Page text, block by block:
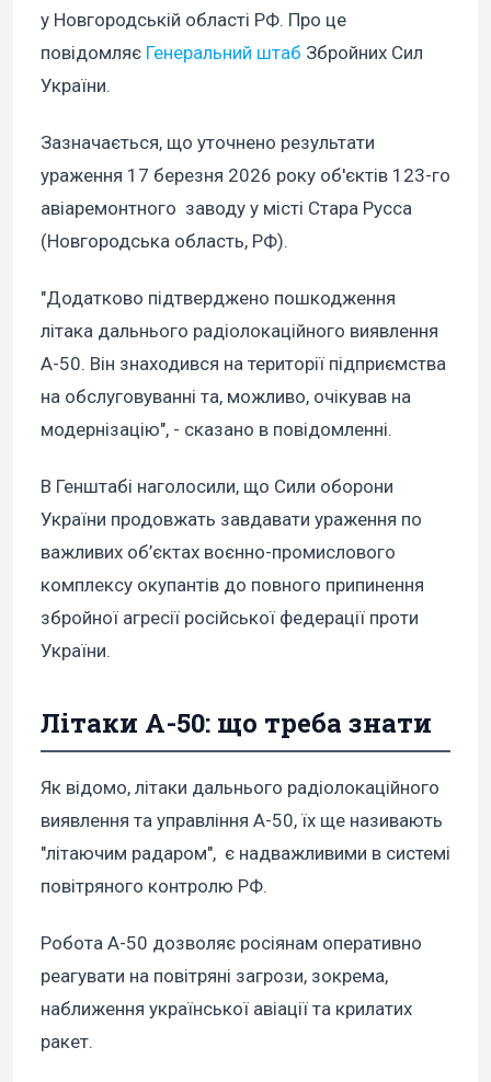
у Новгородській області РФ. Про це
повідомляє Генеральний штаб Збройних Сил
України.
Зазначається, що уточнено результати
ураження 17 березня 2026 року об'єктів 123-го
авіаремонтного заводу у місті Стара Русса
(Новгородська область, РФ).
"Додатково підтверджено пошкодження
літака дальнього радіолокаційного виявлення
А-50. Він знаходився на території підприємства
на обслуговуванні та, можливо, очікував на
модернізацію", - сказано в повідомленні.
В Генштабі наголосили, що Сили оборони
України продовжать завдавати ураження по
важливих об’єктах воєнно-промислового
комплексу окупантів до повного припинення
збройної агресії російської федерації проти
України.
Літаки А-50: що треба знати
Як відомо, літаки дальнього радіолокаційного
виявлення та управління А-50, їх ще називають
"літаючим радаром", є надважливими в системі
повітряного контролю РФ.
Робота А-50 дозволяє росіянам оперативно
реагувати на повітряні загрози, зокрема,
наближення української авіації та крилатих
ракет.